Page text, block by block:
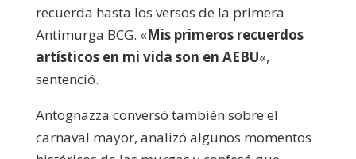
recuerda hasta los versos de la primera
Antimurga BCG. «Mis primeros recuerdos
artísticos en mi vida son en AEBU«,
sentenció.
Antognazza conversó también sobre el
carnaval mayor, analizó algunos momentos